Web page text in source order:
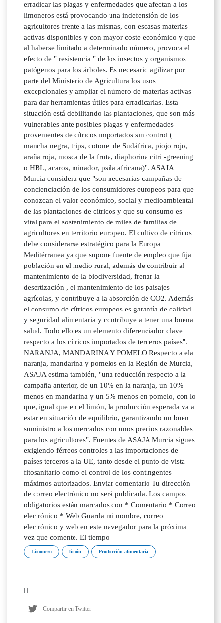
erradicar las plagas y enfermedades que afectan a los
limoneros está provocando una indefensión de los
agricultores frente a las mismas, con escasas materias
activas disponibles y con mayor coste económico y que
al haberse limitado a determinado número, provoca el
efecto de " resistencia " de los insectos y organismos
patógenos para los árboles. Es necesario agilizar por
parte del Ministerio de Agricultura los usos
excepcionales y ampliar el número de materias activas
para dar herramientas útiles para erradicarlas. Esta
situación está debilitando las plantaciones, que son más
vulnerables ante posibles plagas y enfermedades
provenientes de cítricos importados sin control (
mancha negra, trips, cotonet de Sudáfrica, piojo rojo,
araña roja, mosca de la fruta, diaphorina citri -greening
o HBL, acaros, minador, psila africana)". ASAJA
Murcia considera que "son necesarias campañas de
concienciación de los consumidores europeos para que
conozcan el valor económico, social y medioambiental
de las plantaciones de citricos y que su consumo es
vital para el sostenimiento de miles de familias de
agricultores en territorio europeo. El cultivo de cítricos
debe considerarse estratégico para la Europa
Meditérranea ya que supone fuente de empleo que fija
población en el medio rural, además de contribuir al
mantenimiento de la biodiversidad, frenar la
desertización , el mantenimiento de los paisajes
agrícolas, y contribuye a la absorción de CO2. Además
el consumo de cítricos europeos es garantía de calidad
y seguridad alimentaria y contribuye a tener una buena
salud. Todo ello es un elemento diferenciador clave
respecto a los cítricos importados de terceros países".
NARANJA, MANDARINA Y POMELO Respecto a ela
naranja, mandarina y pomelos en la Región de Murcia,
ASAJA estima también, "una reducción respecto a la
campaña anterior, de un 10% en la naranja, un 10%
menos en mandarina y un 5% menos en pomelo, con lo
que, igual que en el limón, la producción esperada va a
estar en situación de equilibrio, garantizando un buen
suministro a los mercados con unos precios razonables
para los agricultores". Fuentes de ASAJA Murcia sigues
exigiendo férreos controles a las importaciones de
países terceros a la UE, tanto desde el punto de vista
fitosanitario como el control de los contingentes
máximos autorizados. Enviar comentario Tu dirección
de correo electrónico no será publicada. Los campos
obligatorios están marcados con * Comentario * Correo
electrónico * Web Guarda mi nombre, correo
electrónico y web en este navegador para la próxima
vez que comente. El tiempo
Limonero limón Producción alimentaria
Compartir en Twitter